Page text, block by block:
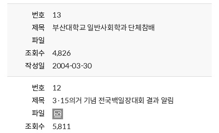
번호
13
제목
부산대학교 일반사회학과 단체참배
파일
조회수
4,826
작성일
2004-03-30
번호
12
제목
3·15의거 기념 전국백일장대회 결과 알림
파일
조회수
5,811